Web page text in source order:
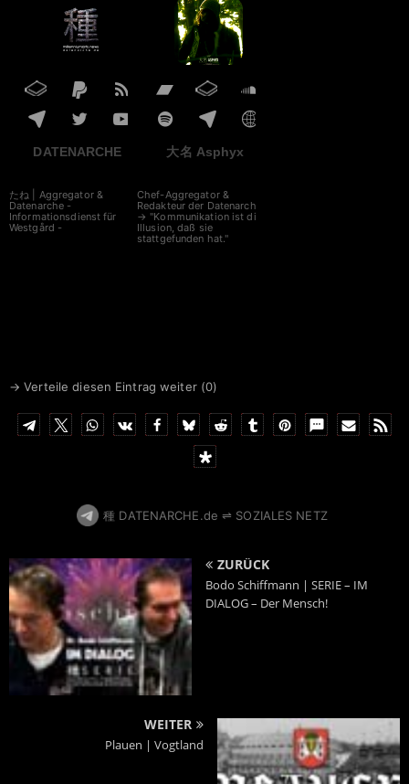
DATENARCHE
たね | Aggregator &
Datenarche -
Informationsdienst für
Westgård -
大名 Asphyx
Chef-Aggregator &
Redakteur der Datenarche
→ "Kommunikation ist die
Illusion, daß sie
stattgefunden hat."
→ Verteile diesen Eintrag weiter (0)
種 DATENARCHE.de ⇌ SOZIALES NETZ
ZURÜCK
Bodo Schiffmann | SERIE – IM
DIALOG – Der Mensch!
WEITER
Plauen | Vogtland